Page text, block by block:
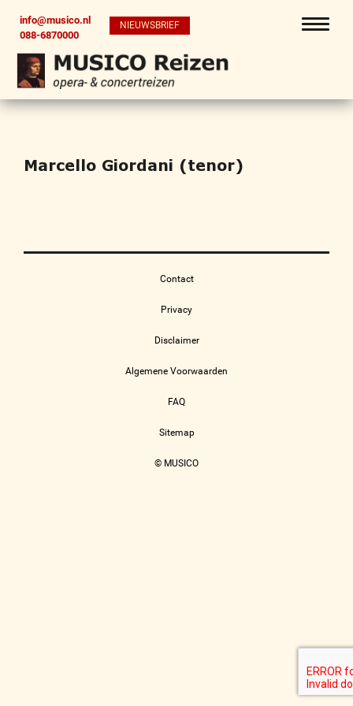
info@musico.nl
088-6870000
NIEUWSBRIEF
Marcello Giordani (tenor)
Contact
Privacy
Disclaimer
Algemene Voorwaarden
FAQ
Sitemap
© MUSICO